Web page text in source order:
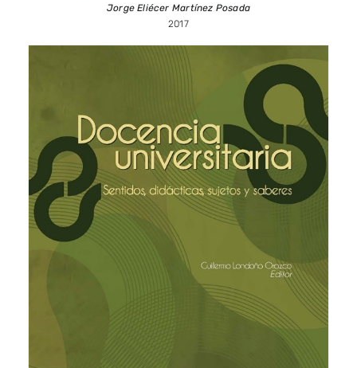
Jorge Eliécer Martínez Posada
2017